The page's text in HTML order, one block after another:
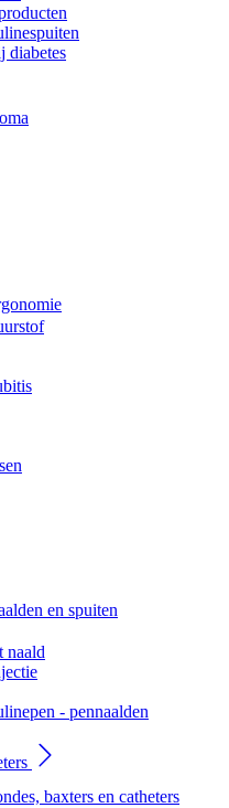
diabetes
en spuiten
naald
- pennaalden
baxters en catheters